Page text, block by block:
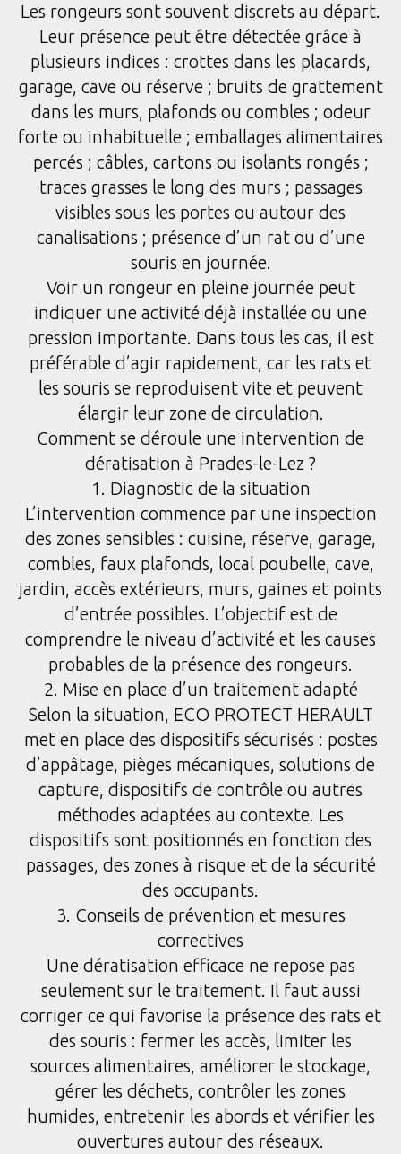
Les rongeurs sont souvent discrets au départ.
Leur présence peut être détectée grâce à
plusieurs indices : crottes dans les placards,
garage, cave ou réserve ; bruits de grattement
dans les murs, plafonds ou combles ; odeur
forte ou inhabituelle ; emballages alimentaires
percés ; câbles, cartons ou isolants rongés ;
traces grasses le long des murs ; passages
visibles sous les portes ou autour des
canalisations ; présence d’un rat ou d’une
souris en journée.
Voir un rongeur en pleine journée peut
indiquer une activité déjà installée ou une
pression importante. Dans tous les cas, il est
préférable d’agir rapidement, car les rats et
les souris se reproduisent vite et peuvent
élargir leur zone de circulation.
Comment se déroule une intervention de
dératisation à Prades-le-Lez ?
1. Diagnostic de la situation
L’intervention commence par une inspection
des zones sensibles : cuisine, réserve, garage,
combles, faux plafonds, local poubelle, cave,
jardin, accès extérieurs, murs, gaines et points
d’entrée possibles. L’objectif est de
comprendre le niveau d’activité et les causes
probables de la présence des rongeurs.
2. Mise en place d’un traitement adapté
Selon la situation, ECO PROTECT HERAULT
met en place des dispositifs sécurisés : postes
d’appâtage, pièges mécaniques, solutions de
capture, dispositifs de contrôle ou autres
méthodes adaptées au contexte. Les
dispositifs sont positionnés en fonction des
passages, des zones à risque et de la sécurité
des occupants.
3. Conseils de prévention et mesures
correctives
Une dératisation efficace ne repose pas
seulement sur le traitement. Il faut aussi
corriger ce qui favorise la présence des rats et
des souris : fermer les accès, limiter les
sources alimentaires, améliorer le stockage,
gérer les déchets, contrôler les zones
humides, entretenir les abords et vérifier les
ouvertures autour des réseaux.